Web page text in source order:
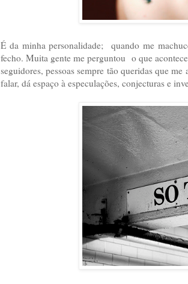
É da minha personalidade; quando me
fecho. Muita gente me perguntou o que
seguidores, pessoas sempre tão queridas que
falar, dá espaço à especulações, conjecturas e